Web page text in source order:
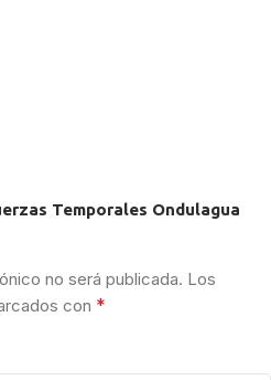
Temporales Ondulagua
no será publicada. Los
con *